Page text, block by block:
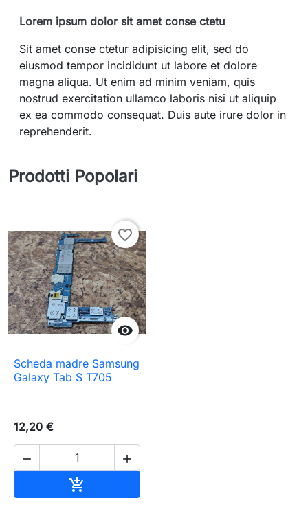
Lorem ipsum dolor sit amet conse ctetu
Sit amet conse ctetur adipisicing elit, sed do
eiusmod tempor incididunt ut labore et dolore
magna aliqua. Ut enim ad minim veniam, quis
nostrud exercitation ullamco laboris nisi ut aliquip
ex ea commodo consequat. Duis aute irure dolor in
reprehenderit.
Prodotti Popolari

favorite_border
Scheda madre Samsung
Galaxy Tab S T705
12,20 €
 
